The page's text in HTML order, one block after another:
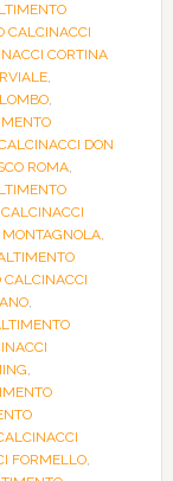
CALCINACCI
CORTINA
,
,
DON
ROMA,
,
CALCINACCI
,
,
FORMELLO,